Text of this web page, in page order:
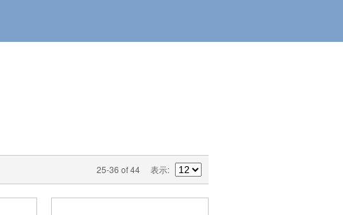
25-36 of 44 表示